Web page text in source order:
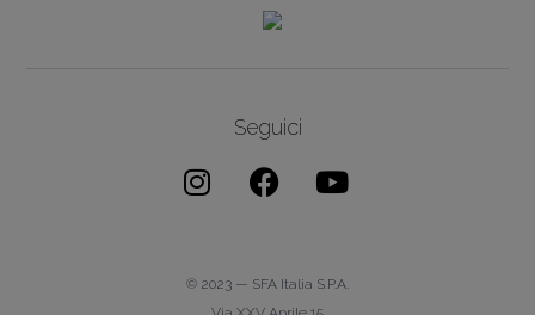
Seguici
© 2023 — SFA Italia S.p.A.